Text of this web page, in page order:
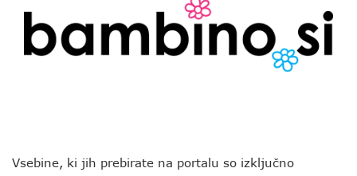
Vsebine, ki jih prebirate na portalu so izključno